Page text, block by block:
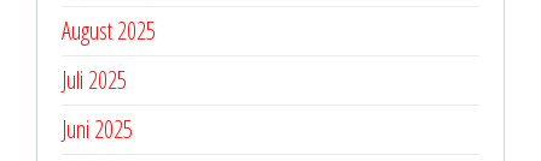
August 2025
Juli 2025
Juni 2025